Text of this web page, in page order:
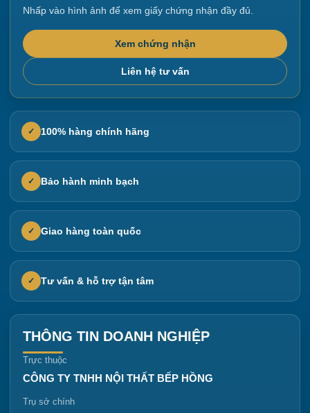
Nhấp vào hình ảnh để xem giấy chứng nhận đầy đủ.
Xem chứng nhận
Liên hệ tư vấn
✓ 100% hàng chính hãng
✓ Bảo hành minh bạch
✓ Giao hàng toàn quốc
✓ Tư vấn & hỗ trợ tận tâm
THÔNG TIN DOANH NGHIỆP
Trực thuộc
CÔNG TY TNHH NỘI THẤT BẾP HỒNG
Trụ sở chính